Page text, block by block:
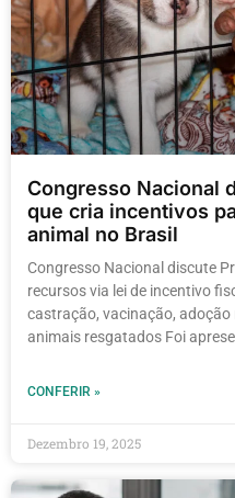
Congresso Nacional
que cria incentivos
animal no Brasil
Congresso Nacional discute
recursos via lei de incentivo
castração, vacinação,
animais resgatados Foi
CONFERIR »
Dezembro 19, 2025